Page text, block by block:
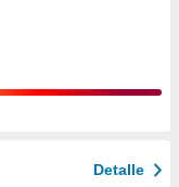
Detalle